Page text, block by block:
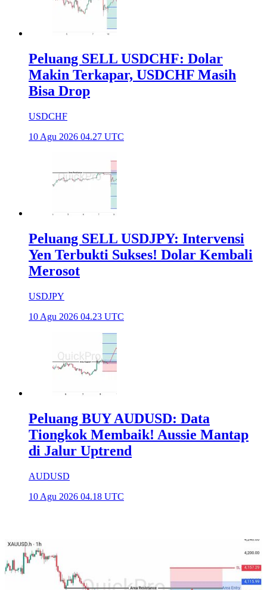
Peluang SELL USDCHF: Dolar
Makin Terkapar, USDCHF Masih
Bisa Drop
USDCHF
10 Agu 2026 04.27 UTC
Peluang SELL USDJPY: Intervensi
Yen Terbukti Sukses! Dolar Kembali
Merosot
USDJPY
10 Agu 2026 04.23 UTC
Peluang BUY AUDUSD: Data
Tiongkok Membaik! Aussie Mantap
di Jalur Uptrend
AUDUSD
10 Agu 2026 04.18 UTC